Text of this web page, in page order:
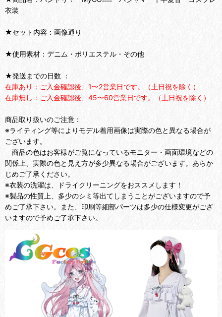
衣装
★セット内容：画像通り
★使用素材：デニム・ポリエステル・その他
★発送までの日数 ：
在庫あり：ご入金確認後、1〜2営業日です。（土日祝を除く）
在庫無し：ご入金確認後、45〜60営業日です。（土日祝を除く）
商品取り扱いのご注意：
※ライティング等によりモデル着用画像は実際の色と異なる場合が
ございます。
商品の色はお客様がご覧になっているモニター・画面環境などの
関係上、実際の色と見え方が多少異なる場合がございます。あらか
じめご了承ください。
※衣装の洗濯は、ドライクリーニングをおススメします！
※製品の性質上、多少のシミ等出てしまうことがございますので予
めご了承下さい。また、印刷等細部パーツは多少の仕様変更がござ
いますので予めご了承下さい。